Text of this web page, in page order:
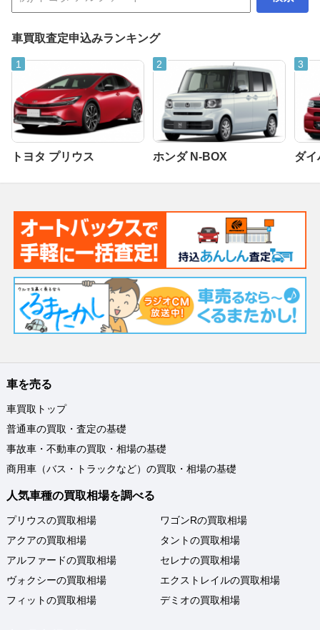
車買取査定申込みランキング
トヨタ プリウス ホンダ N-BOX ダイ
車を売る
車買取トップ
普通車の買取・査定の基礎
事故車・不動車の買取・相場の基礎
商用車（バス・トラックなど）の買取・相場の基礎
人気車種の買取相場を調べる
プリウスの買取相場
アクアの買取相場
アルファードの買取相場
ヴォクシーの買取相場
フィットの買取相場
ワゴンRの買取相場
タントの買取相場
セレナの買取相場
エクストレイルの買取相場
デミオの買取相場